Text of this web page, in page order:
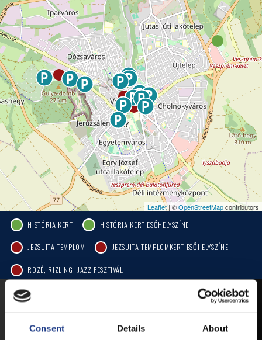
Consent Details About
Leaflet| ©OpenStreetMapcontributors
HISTÓRIA KERT HISTÓRIA KERT ESŐHELYSZÍNE
JEZSUITA TEMPLOM JEZSUITA TEMPLOMKERT ESŐHELYSZÍNE
ROZÉ, RIZLING, JAZZ FESZTIVÁL